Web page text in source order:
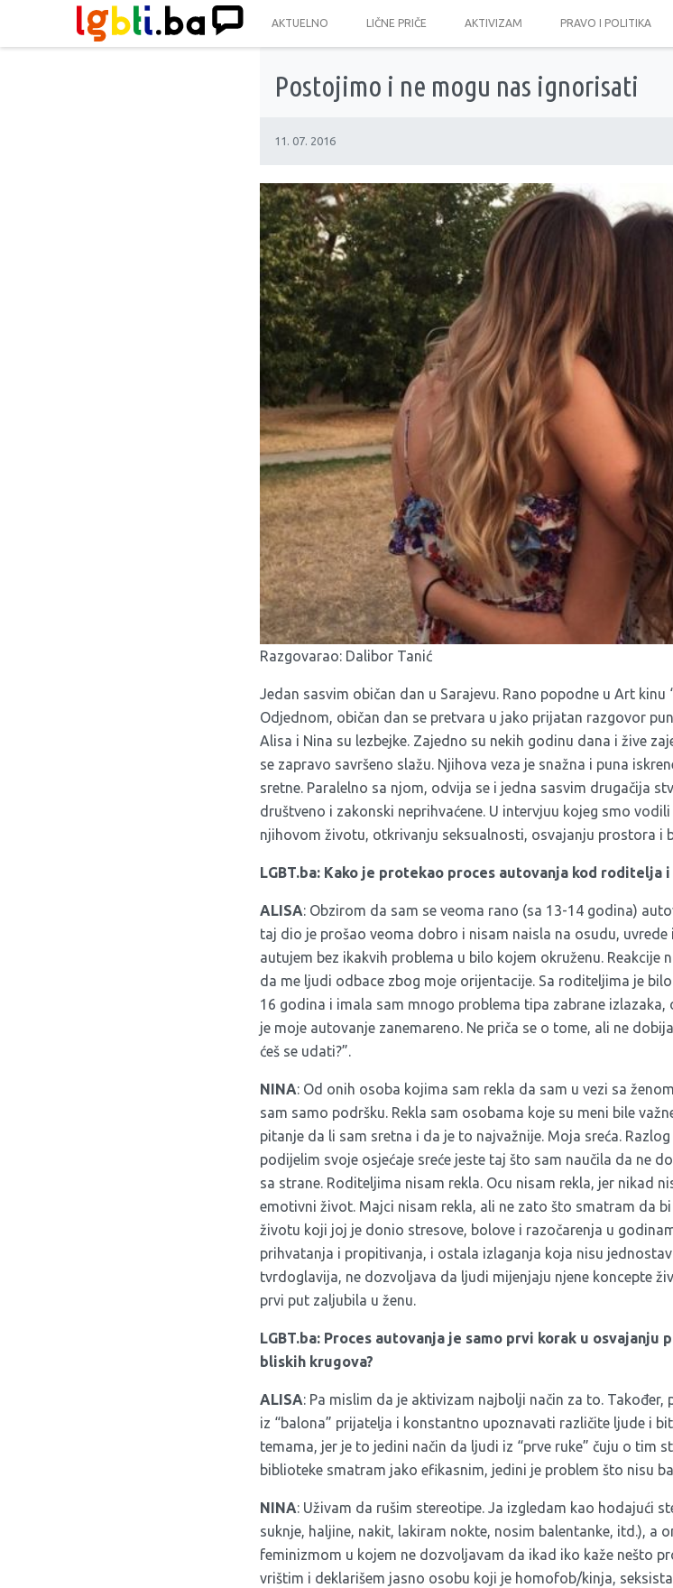
AKTUELNO LIČNE PRIČE AKTIVIZAM PRAVO I POLITIKA
Postojimo i ne mogu nas ignorisati
11. 07. 2016
Razgovarao: Dalibor Tanić
Jedan sasvim običan dan u Sarajevu. Rano popodne u Art
Odjednom, običan dan se pretvara u jako prijatan razgovor
Alisa i Nina su lezbejke. Zajedno su nekih godinu dana i žive
se zapravo savršeno slažu. Njihova veza je snažna i puna
sretne. Paralelno sa njom, odvija se i jedna sasvim drugačija
društveno i zakonski neprihvaćene. U intervjuu kojeg smo
njihovom životu, otkrivanju seksualnosti, osvajanju prostora i
LGBT.ba: Kako je protekao proces autovanja kod roditelja
ALISA: Obzirom da sam se veoma rano (sa 13-14 godina)
taj dio je prošao veoma dobro i nisam naisla na osudu,
autujem bez ikakvih problema u bilo kojem okruženu. Reakcije
da me ljudi odbace zbog moje orijentacije. Sa roditeljima je
16 godina i imala sam mnogo problema tipa zabrane
je moje autovanje zanemareno. Ne priča se o tome, ali ne
ćeš se udati?”.
NINA: Od onih osoba kojima sam rekla da sam u vezi sa
sam samo podršku. Rekla sam osobama koje su meni bile
pitanje da li sam sretna i da je to najvažnije. Moja sreća.
podijelim svoje osjećaje sreće jeste taj što sam naučila da ne
sa strane. Roditeljima nisam rekla. Ocu nisam rekla, jer nikad
emotivni život. Majci nisam rekla, ali ne zato što smatram da
životu koji joj je donio stresove, bolove i razočarenja u
prihvatanja i propitivanja, i ostala izlaganja koja nisu
tvrdoglavija, ne dozvoljava da ljudi mijenjaju njene koncepte
prvi put zaljubila u ženu.
LGBT.ba: Proces autovanja je samo prvi korak u
bliskih krugova?
ALISA: Pa mislim da je aktivizam najbolji način za to.
iz “balona” prijatelja i konstantno upoznavati različite ljude i
temama, jer je to jedini način da ljudi iz “prve ruke” čuju o tim
biblioteke smatram jako efikasnim, jedini je problem što nisu
NINA: Uživam da rušim stereotipe. Ja izgledam kao hodajući
suknje, haljine, nakit, lakiram nokte, nosim balentanke, itd.), a
feminizmom u kojem ne dozvoljavam da ikad iko kaže nešto
vrištim i deklarišem jasno osobu koji je homofob/kinja,